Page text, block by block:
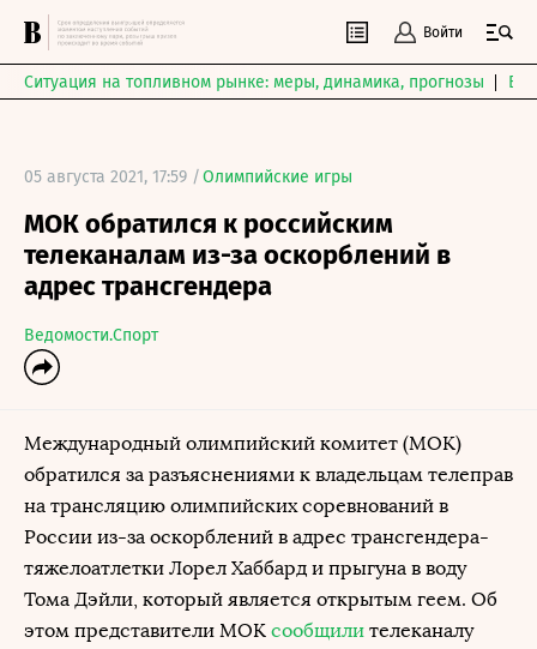
Войти
Ситуация на топливном рынке: меры, динамика, прогнозы
05 августа 2021, 17:59 /Олимпийские игры
МОК обратился к российским
телеканалам из-за оскорблений в
адрес трансгендера
Ведомости.Спорт
Международный олимпийский комитет (МОК)
обратился за разъяснениями к владельцам телеправ
на трансляцию олимпийских соревнований в
России из-за оскорблений в адрес трансгендера-
тяжелоатлетки Лорел Хаббард и прыгуна в воду
Тома Дэйли, который является открытым геем. Об
этом представители МОК сообщили телеканалу